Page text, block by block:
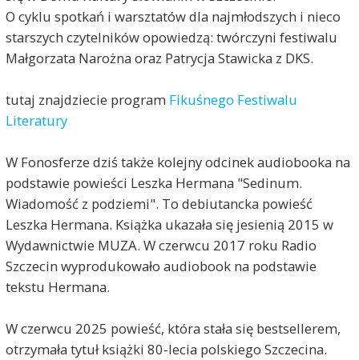
O cyklu spotkań i warsztatów dla najmłodszych i nieco
starszych czytelników opowiedzą: twórczyni festiwalu
Małgorzata Narożna oraz Patrycja Stawicka z DKS.
tutaj znajdziecie program Fikuśnego Festiwalu
Literatury
W Fonosferze dziś także kolejny odcinek audiobooka na
podstawie powieści Leszka Hermana "Sedinum.
Wiadomość z podziemi". To debiutancka powieść
Leszka Hermana. Książka ukazała się jesienią 2015 w
Wydawnictwie MUZA. W czerwcu 2017 roku Radio
Szczecin wyprodukowało audiobook na podstawie
tekstu Hermana.
W czerwcu 2025 powieść, która stała się bestsellerem,
otrzymała tytuł książki 80-lecia polskiego Szczecina.